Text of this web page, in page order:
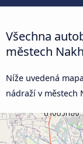
Všechna
městech
Níže uvedená
nádraží v městech